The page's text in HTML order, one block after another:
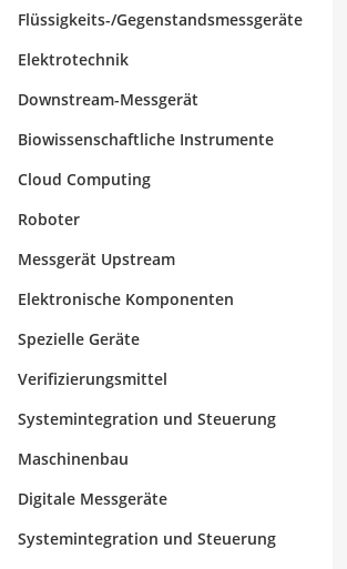
Flüssigkeits-/Gegenstandsmessgeräte
Elektrotechnik
Downstream-Messgerät
Biowissenschaftliche Instrumente
Cloud Computing
Roboter
Messgerät Upstream
Elektronische Komponenten
Spezielle Geräte
Verifizierungsmittel
Systemintegration und Steuerung
Maschinenbau
Digitale Messgeräte
Systemintegration und Steuerung